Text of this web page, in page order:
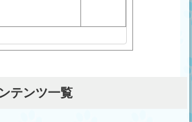
テンツ一覧